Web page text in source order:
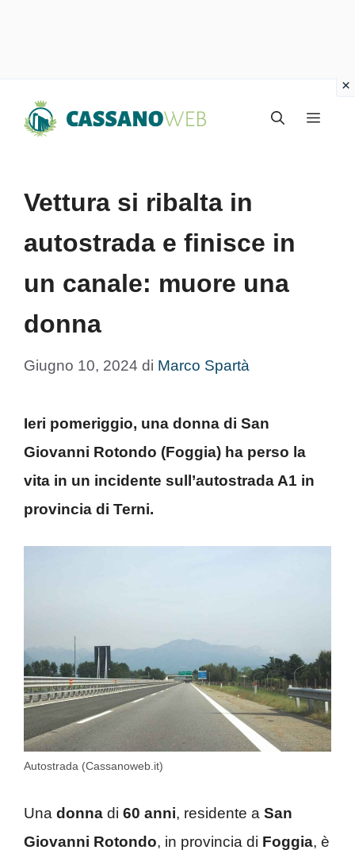
Menu
Vettura si ribalta in
autostrada e finisce in
un canale: muore una
donna
Giugno 10, 2024 di Marco Spartà
Ieri pomeriggio, una donna di San
Giovanni Rotondo (Foggia) ha perso la
vita in un incidente sull’autostrada A1 in
provincia di Terni.
Autostrada (Cassanoweb.it)
Una donna di 60 anni, residente a San
Giovanni Rotondo, in provincia di Foggia, è